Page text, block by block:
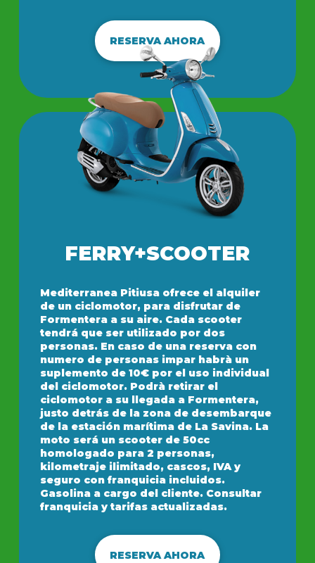
RESERVA AHORA
FERRY+SCOOTER
Mediterranea Pitiusa ofrece el alquiler
de un ciclomotor, para disfrutar de
Formentera a su aire. Cada scooter
tendrá que ser utilizado por dos
personas. En caso de una reserva con
numero de personas impar habrà un
suplemento de 10€ por el uso individual
del ciclomotor. Podrà retirar el
ciclomotor a su llegada a Formentera,
justo detrás de la zona de desembarque
de la estación marítima de La Savina. La
moto será un scooter de 50cc
homologado para 2 personas,
kilometraje ilimitado, cascos, IVA y
seguro con franquicia incluidos.
Gasolina a cargo del cliente. Consultar
franquicia y tarifas actualizadas.
RESERVA AHORA